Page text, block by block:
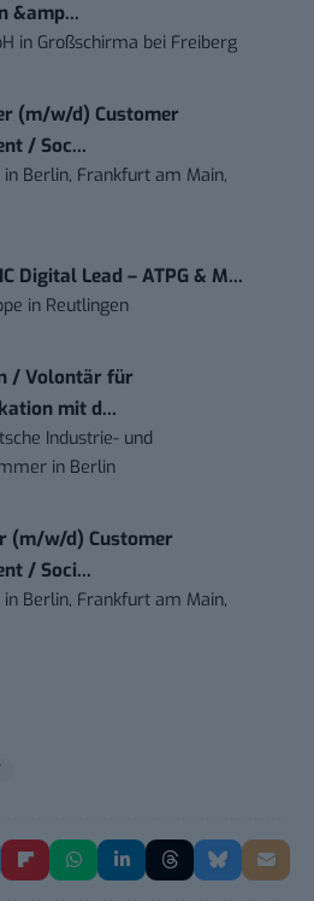
&amp...
in Großschirma bei Freiberg
(m/w/d) Customer
/ Soc...
in Berlin, Frankfurt am Main,
Digital Lead – ATPG & M...
in Reutlingen
/ Volontär für
mit d...
Industrie- und
in Berlin
(m/w/d) Customer
/ Soci...
in Berlin, Frankfurt am Main,